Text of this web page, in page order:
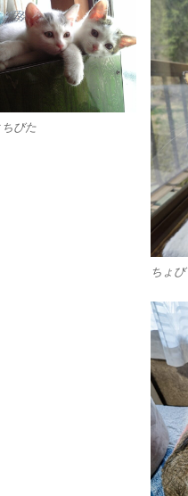
びた
ちょび